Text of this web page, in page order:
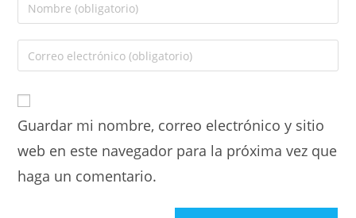
Guardar mi nombre, correo electrónico y sitio
web en este navegador para la próxima vez que
haga un comentario.